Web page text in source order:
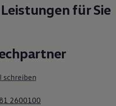
Leistungen für Sie
schreiben
2600100